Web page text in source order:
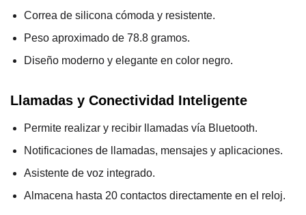
Correa de silicona cómoda y resistente.
Peso aproximado de 78.8 gramos.
Diseño moderno y elegante en color negro.
Llamadas y Conectividad Inteligente
Permite realizar y recibir llamadas vía Bluetooth.
Notificaciones de llamadas, mensajes y aplicaciones.
Asistente de voz integrado.
Almacena hasta 20 contactos directamente en el reloj.